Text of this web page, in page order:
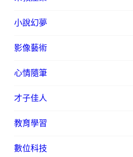
小說幻夢
影像藝術
心情隨筆
才子佳人
教育學習
數位科技